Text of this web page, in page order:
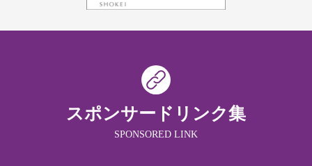
スポンサードリンク集
SPONSORED LINK